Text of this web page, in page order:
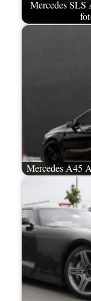
Mercedes
Mercedes A45